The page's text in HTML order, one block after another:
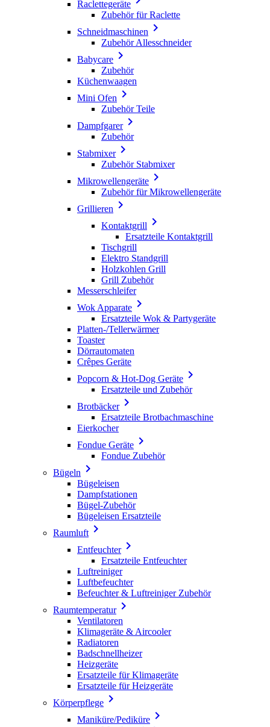
Raclettegeräte
Zubehör für Raclette
Schneidmaschinen 
Zubehör Allesschneider
Babycare 
Zubehör
Küchenwaagen
Mini Ofen 
Zubehör Teile
Dampfgarer
Zubehör
Stabmixer
Zubehör Stabmixer
Mikrowellengeräte 
Zubehör für Mikrowellengeräte
Grillieren 
Kontaktgrill 
Ersatzteile Kontaktgrill
Tischgrill
Elektro Standgrill
Holzkohlen Grill
Grill Zubehör
Messerschleifer
Wok Apparate 
Ersatzteile Wok & Partygeräte
Platten-/Tellerwärmer
Toaster
Dörrautomaten
Crêpes Geräte
Popcorn & Hot-Dog Geräte 
Ersatzteile und Zubehör
Brotbäcker
Ersatzteile Brotbachmaschine
Eierkocher
Fondue Geräte 
Fondue Zubehör
Bügeln 
Bügeleisen
Dampfstationen
Bügel-Zubehör
Bügeleisen Ersatzteile
Raumluft 
Entfeuchter
Ersatzteile Entfeuchter
Luftreiniger
Luftbefeuchter
Befeuchter & Luftreiniger Zubehör
Raumtemperatur
Ventilatoren
Klimageräte & Aircooler
Radiatoren
Badschnellheizer
Heizgeräte
Ersatzteile für Klimageräte
Ersatzteile für Heizgeräte
Körperpflege 
Maniküre/Pediküre 